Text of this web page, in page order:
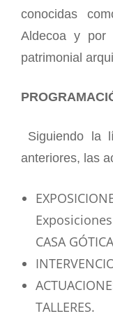
conocidas
Aldecoa y por
patrimonial
Siguiendo la
anteriores, las
CASA
TALLERES.